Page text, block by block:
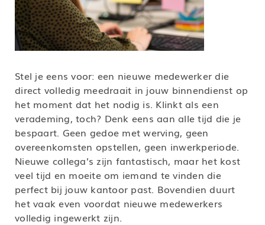
Stel je eens voor: een nieuwe medewerker die
direct volledig meedraait in jouw binnendienst op
het moment dat het nodig is. Klinkt als een
verademing, toch? Denk eens aan alle tijd die je
bespaart. Geen gedoe met werving, geen
overeenkomsten opstellen, geen inwerkperiode.
Nieuwe collega’s zijn fantastisch, maar het kost
veel tijd en moeite om iemand te vinden die
perfect bij jouw kantoor past. Bovendien duurt
het vaak even voordat nieuwe medewerkers
volledig ingewerkt zijn.